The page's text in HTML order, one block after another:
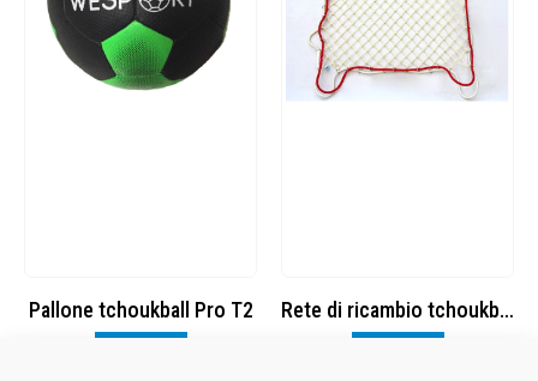
Pallone tchoukball Pro T2 Rete di ricambio tchoukball